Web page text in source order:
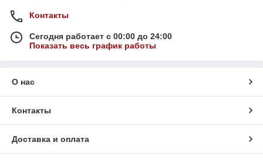
Контакты
Сегодня работает с 00:00 до 24:00
Показать весь график работы
О нас
Контакты
Доставка и оплата